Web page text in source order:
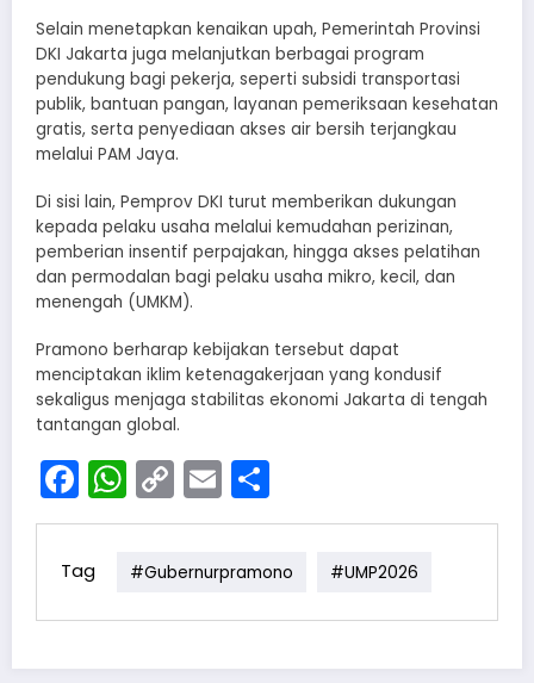
Selain menetapkan kenaikan upah, Pemerintah Provinsi
DKI Jakarta juga melanjutkan berbagai program
pendukung bagi pekerja, seperti subsidi transportasi
publik, bantuan pangan, layanan pemeriksaan kesehatan
gratis, serta penyediaan akses air bersih terjangkau
melalui PAM Jaya.
Di sisi lain, Pemprov DKI turut memberikan dukungan
kepada pelaku usaha melalui kemudahan perizinan,
pemberian insentif perpajakan, hingga akses pelatihan
dan permodalan bagi pelaku usaha mikro, kecil, dan
menengah (UMKM).
Pramono berharap kebijakan tersebut dapat
menciptakan iklim ketenagakerjaan yang kondusif
sekaligus menjaga stabilitas ekonomi Jakarta di tengah
tantangan global.
Facebook
WhatsApp
Copy
Link
Email
Tag #gubernurpramono #UMP2026